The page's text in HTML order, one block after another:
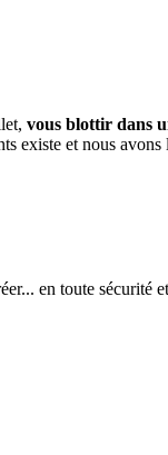
vous blottir dans
existe et nous
en toute